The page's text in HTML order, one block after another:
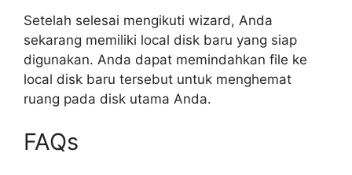
Setelah selesai mengikuti wizard, Anda
sekarang memiliki local disk baru yang siap
digunakan. Anda dapat memindahkan file ke
local disk baru tersebut untuk menghemat
ruang pada disk utama Anda.
FAQs